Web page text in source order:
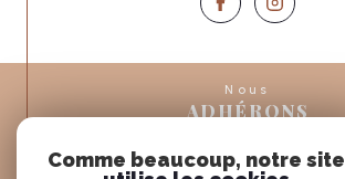
Nous
ADHÉRONS
Comme beaucoup, notre site